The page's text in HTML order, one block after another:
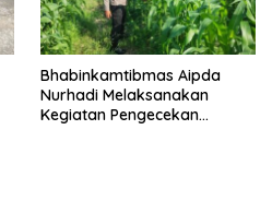
Bhabinkamtibmas Aipda
Nurhadi Melaksanakan
Kegiatan Pengecekan